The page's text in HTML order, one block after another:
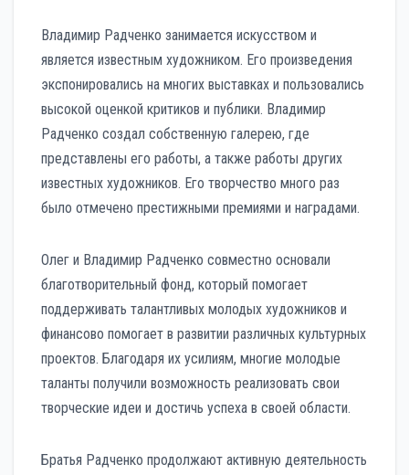
Владимир Радченко занимается искусством и
является известным художником. Его произведения
экспонировались на многих выставках и пользовались
высокой оценкой критиков и публики. Владимир
Радченко создал собственную галерею, где
представлены его работы, а также работы других
известных художников. Его творчество много раз
было отмечено престижными премиями и наградами.
Олег и Владимир Радченко совместно основали
благотворительный фонд, который помогает
поддерживать талантливых молодых художников и
финансово помогает в развитии различных культурных
проектов. Благодаря их усилиям, многие молодые
таланты получили возможность реализовать свои
творческие идеи и достичь успеха в своей области.
Братья Радченко продолжают активную деятельность